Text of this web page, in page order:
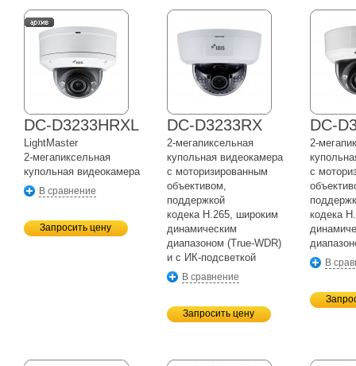
DC-D3233HRXL
LightMaster
2-мегапиксельная
купольная видеокамера
В сравнение
Запросить цену
DC-D3233RX
2-мегапиксельная
купольная видеокамера
с моторизированным
объективом,
поддержкой
кодека H.265, широким
динамическим
диапазоном (True-WDR)
и с ИК-подсветкой
В сравнение
Запросить цену
DC-
2-
с
кодека
В